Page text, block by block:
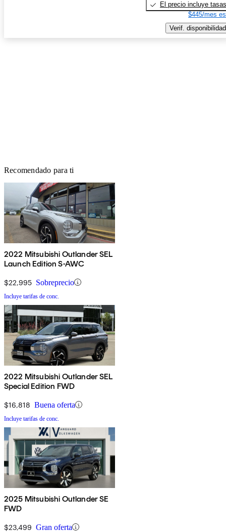
El precio incluye tasas
$445/mes
Verif. disponibilidad
Recomendado para ti
2022 Mitsubishi Outlander SEL
Launch Edition S-AWC
$22,995 Sobreprecio
Incluye tarifas de conc.
2022 Mitsubishi Outlander SEL
Special Edition FWD
$16,818 Buena oferta
Incluye tarifas de conc.
2025 Mitsubishi Outlander SE
FWD
$23,499 Gran oferta